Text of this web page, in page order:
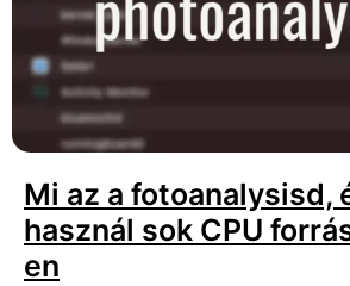
Mi az a fotoanalysisd,
használ sok CPU
en